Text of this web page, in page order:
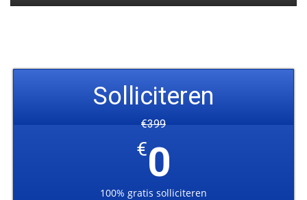
Solliciteren
€0
€399
100% gratis solliciteren